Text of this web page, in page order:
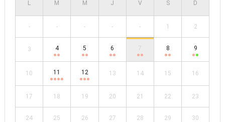
- - - - - 1 2
3 4 5 6 7 8 9
10 11 12 13 14 15 16
17 18 19 20 21 22 23
24 25 26 27 28 29 30